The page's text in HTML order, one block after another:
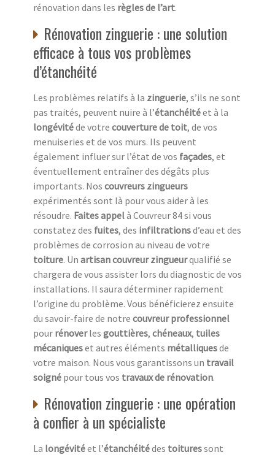
rénovation dans les règles de l’art.
Rénovation zinguerie : une solution
efficace à tous vos problèmes
d’étanchéité
Les problèmes relatifs à la zinguerie, s’ils ne sont
pas traités, peuvent nuire à l’étanchéitéet à la
longévitéde votre couverture de toit, de vos
menuiseries et de vos murs. Ils peuvent
également influer sur l’état de vos façades, et
éventuellement entraîner des dégâts plus
importants. Nos couvreurs zingueurs
expérimentés sont là pour vous aider à les
résoudre. Faites appelà Couvreur 84 si vous
constatez des fuites, des infiltrationsd’eau et des
problèmes de corrosion au niveau de votre
toiture. Un artisan couvreur zingueurqualifié se
chargera de vous assister lors du diagnostic de vos
installations. Il saura déterminer rapidement
l’origine du problème. Vous bénéficierez ensuite
du savoir-faire de notre couvreur professionnel
pour rénoverles gouttières, chéneaux, tuiles
mécaniqueset autres éléments métalliquesde
votre maison. Nous vous garantissons un travail
soigné pour tous vos travaux de rénovation.
Rénovation zinguerie : une opération
à confier à un spécialiste
La longévitéet l’étanchéitédes toituressont